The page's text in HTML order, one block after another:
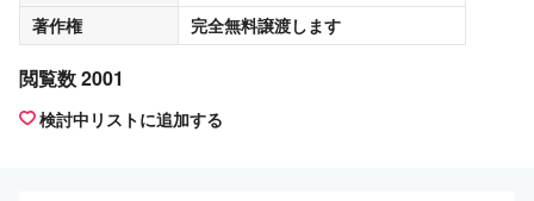
著作権
完全無料譲渡します
閲覧数 2001
検討中リストに追加する